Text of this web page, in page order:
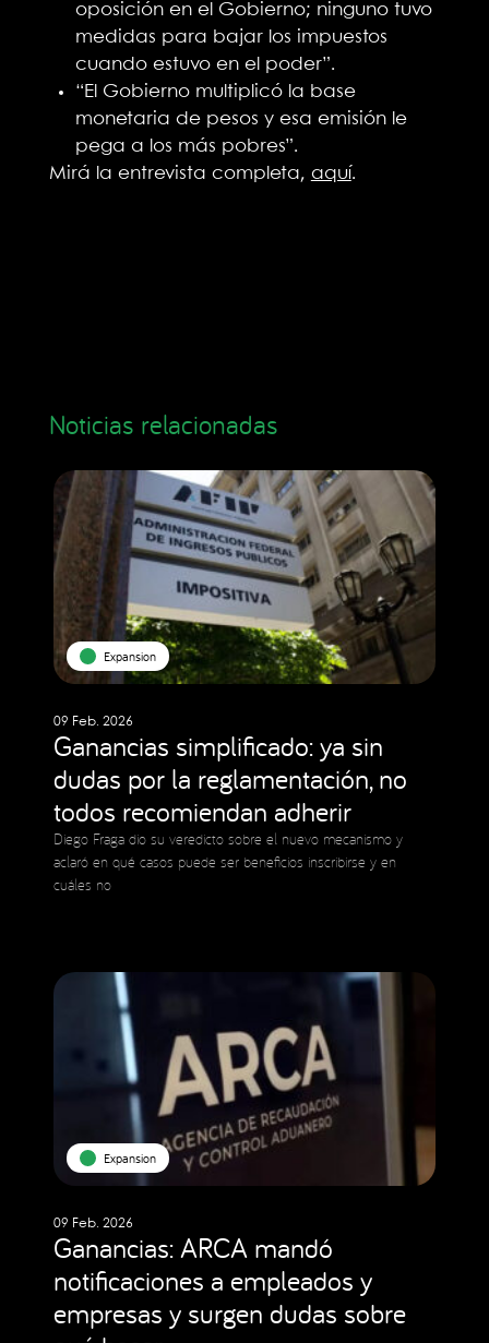
oposición en el Gobierno; ninguno tuvo
medidas para bajar los impuestos
cuando estuvo en el poder”.
“El Gobierno multiplicó la base
monetaria de pesos y esa emisión le
pega a los más pobres”.
Mirá la entrevista completa, aquí.
Noticias relacionadas
Expansion
09 Feb. 2026
Ganancias simplificado: ya sin
dudas por la reglamentación, no
todos recomiendan adherir
Diego Fraga dio su veredicto sobre el nuevo mecanismo y
aclaró en qué casos puede ser beneficios inscribirse y en
cuáles no
Expansion
09 Feb. 2026
Ganancias: ARCA mandó
notificaciones a empleados y
empresas y surgen dudas sobre